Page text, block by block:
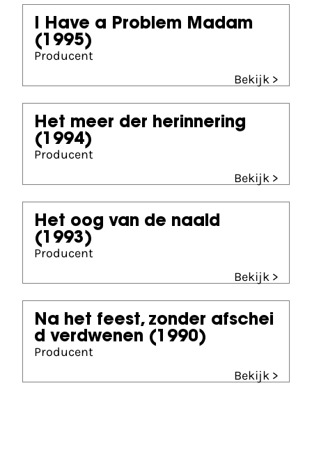
I Have a Problem Madam
(1995)
Producent
Bekijk >
Het meer der herinnering
(1994)
Producent
Bekijk >
Het oog van de naald
(1993)
Producent
Bekijk >
Na het feest, zonder afschei
d verdwenen (1990)
Producent
Bekijk >